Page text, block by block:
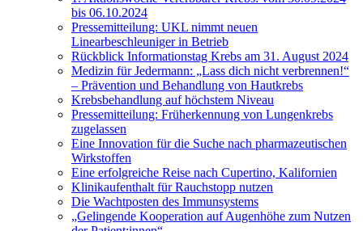
bis 06.10.2024
Pressemitteilung: UKL nimmt neuen
Linearbeschleuniger in Betrieb
Rückblick Informationstag Krebs am 31. August 2024
Medizin für Jedermann: „Lass dich nicht verbrennen!“
– Prävention und Behandlung von Hautkrebs
Krebsbehandlung auf höchstem Niveau
Pressemitteilung: Früherkennung von Lungenkrebs
zugelassen
Eine Innovation für die Suche nach pharmazeutischen
Wirkstoffen
Eine erfolgreiche Reise nach Cupertino, Kalifornien
Klinikaufenthalt für Rauchstopp nutzen
Die Wachtposten des Immunsystems
„Gelingende Kooperation auf Augenhöhe zum Nutzen